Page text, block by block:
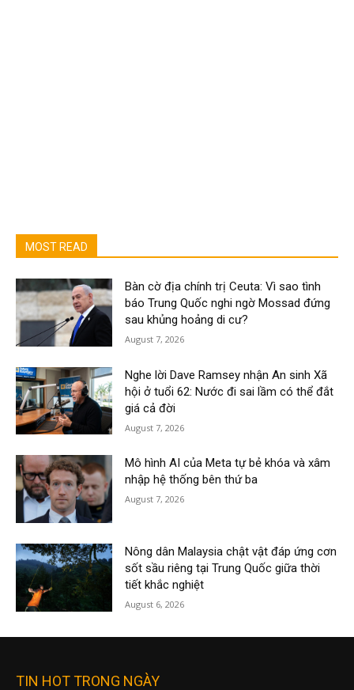
MOST READ
Bàn cờ địa chính trị Ceuta: Vì sao tình
báo Trung Quốc nghi ngờ Mossad đứng
sau khủng hoảng di cư?
August 7, 2026
Nghe lời Dave Ramsey nhận An sinh Xã
hội ở tuổi 62: Nước đi sai lầm có thể đắt
giá cả đời
August 7, 2026
Mô hình AI của Meta tự bẻ khóa và xâm
nhập hệ thống bên thứ ba
August 7, 2026
Nông dân Malaysia chật vật đáp ứng cơn
sốt sầu riêng tại Trung Quốc giữa thời
tiết khắc nghiệt
August 6, 2026
TIN HOT TRONG NGÀY